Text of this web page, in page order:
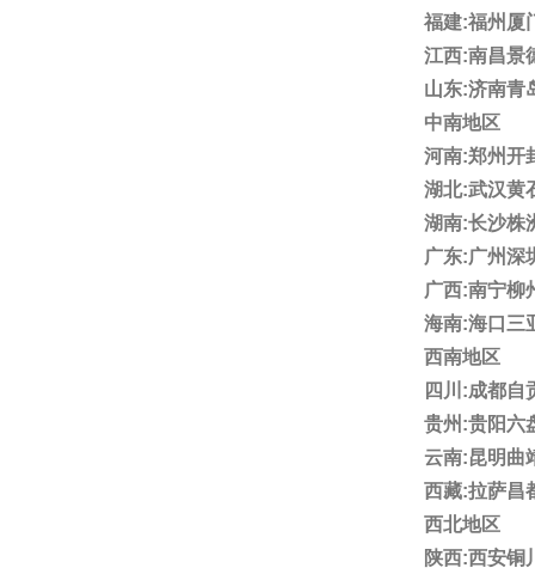
福建:福州厦
江西:南昌景
山东:济南青
中南地区
河南:郑州开
湖北:武汉黄
湖南:长沙株
广东:广州深
广西:南宁柳
海南:海口三
西南地区
四川:成都自
贵州:贵阳六
云南:昆明曲
西藏:拉萨昌
西北地区
陕西:西安铜